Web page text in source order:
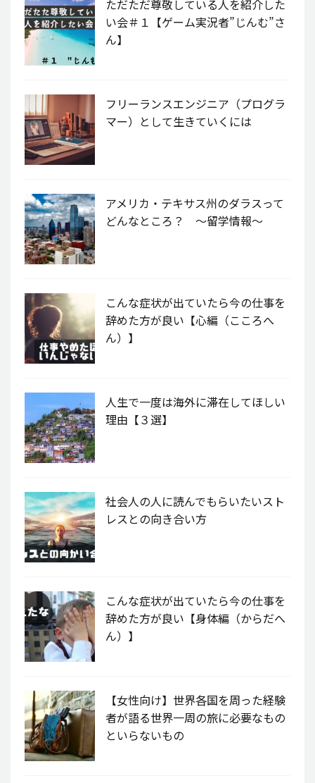
ただただ尊敬している人を紹介した
い会＃１【ゲーム実況者”じんむ”さ
ん】
フリーランスエンジニア（プログラ
マー）として生きていくには
アメリカ・テキサス州のダラスって
どんなところ？ 〜留学情報〜
こんな症状が出ていたら今の仕事を
辞めた方が良い【心編（こころへ
ん）】
人生で一度は海外に滞在してほしい
理由【３選】
社会人の人に読んでもらいたいスト
レスとの向き合い方
こんな症状が出ていたら今の仕事を
辞めた方が良い【身体編（からだへ
ん）】
【女性向け】世界各国を周った経験
者が語る世界一周の旅に必要なもの
といらないもの